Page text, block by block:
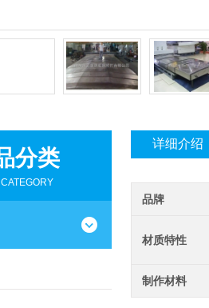
分类
详细介绍
品牌
材质特性
制作材料